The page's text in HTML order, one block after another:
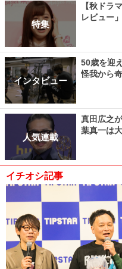
特集
【秋ドラ
レビュー
インタビュー
50歳を迎
怪我から
人気連載
真田広之
葉真一は
イチオシ記事